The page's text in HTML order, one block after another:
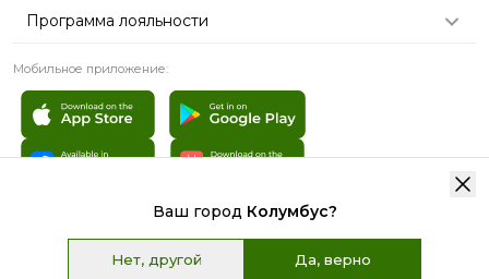
Ваш город Колумбус?
Нет, другой Да, верно
Программа лояльности
Мобильное приложение:
© 2007 - 2026 «TianDe». Все права защищены | Графические
материалы:Freepik.com
Пользовательское соглашение